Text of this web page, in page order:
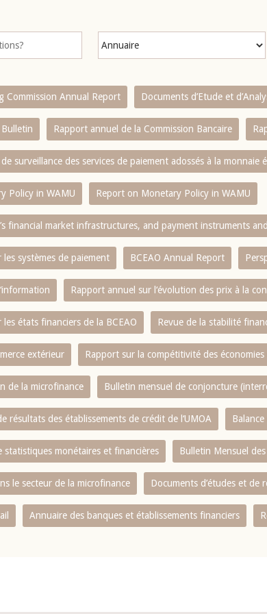
Commission Annual Report Documents d’Etude et
Rapport annuel de la Commission Bancaire
surveillance des services de paiement adossés à la monnaie
Policy in WAMU Report on Monetary Policy in WAMU
financial market infrastructures, and payment instruments
systèmes de paiement BCEAO Annual Report
Rapport annuel sur l‘évolution des prix à la
les états financiers de la BCEAO Revue de la stabilité
extérieur Rapport sur la compétitivité des économies
de la microfinance Bulletin mensuel de conjoncture
résultats des établissements de crédit de l‘UMOA
statistiques monétaires et financières Bulletin Mensuel
le secteur de la microfinance Documents d’études et de
Annuaire des banques et établissements financiers